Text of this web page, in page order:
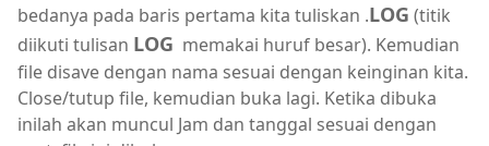
bedanya pada baris pertama kita tuliskan .LOG (titik
diikuti tulisan LOG memakai huruf besar). Kemudian
file disave dengan nama sesuai dengan keinginan kita.
Close/tutup file, kemudian buka lagi. Ketika dibuka
inilah akan muncul Jam dan tanggal sesuai dengan